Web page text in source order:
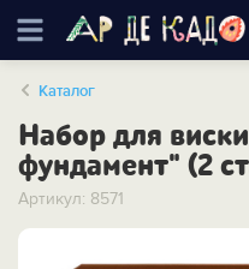
Каталог
Набор для
фундамент" (2
Артикул: 8571